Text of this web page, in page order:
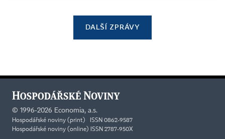
DALŠÍ ZPRÁVY
© 1996-2026 Economia, a.s.
Hospodářské noviny (print) ISSN 0862-9587
Hospodářské noviny (online) ISSN 2787-950X